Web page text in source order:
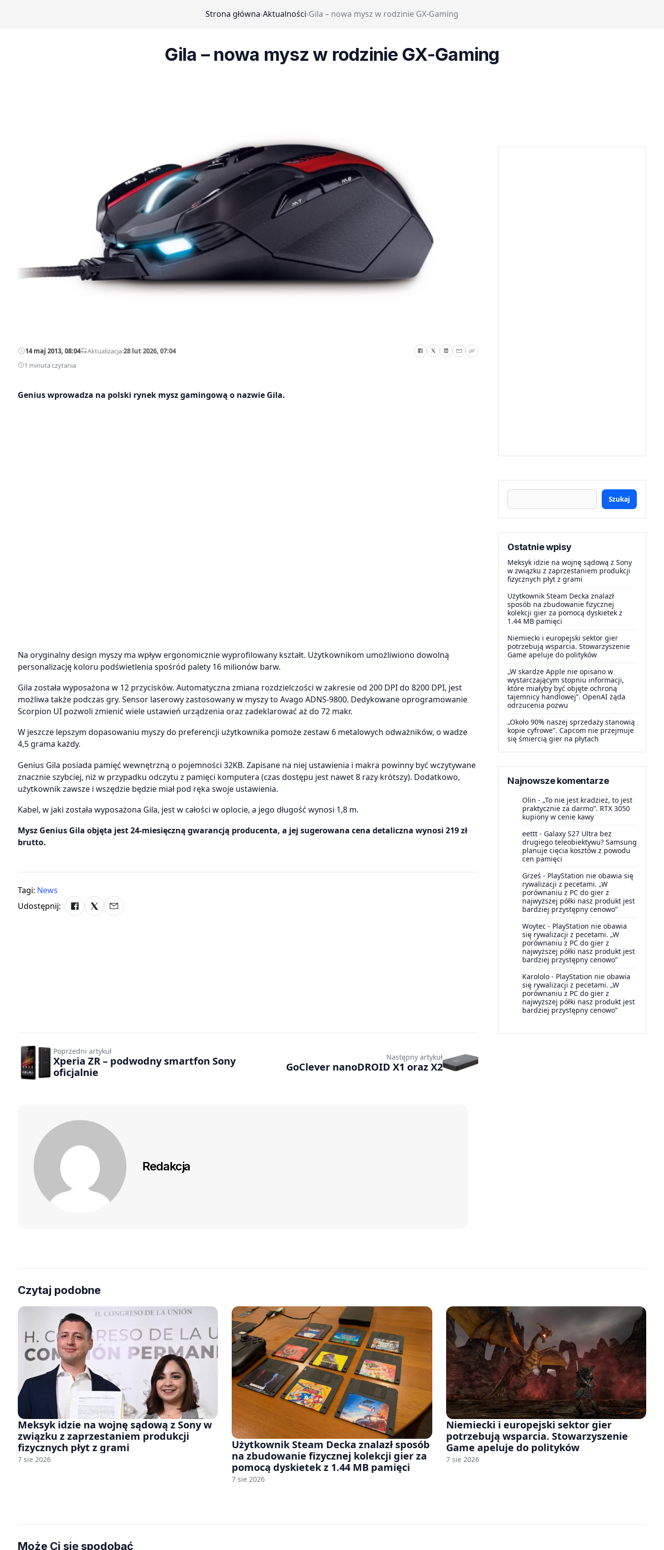
Strona główna›Aktualności›Gila – nowa mysz w rodzinie GX-Gaming
Gila – nowa mysz w rodzinie GX-Gaming
14 maj 2013, 08:04—Aktualizacja:28 lut 2026, 07:04
1 minuta czytania
Genius wprowadza na polski rynek mysz gamingową o nazwie Gila.
Na oryginalny design myszy ma wpływ ergonomicznie wyprofilowany kształt. Użytkownikom umożliwiono dowolną
personalizację koloru podświetlenia spośród palety 16 milionów barw.
Gila została wyposażona w 12 przycisków. Automatyczna zmiana rozdzielczości w zakresie od 200 DPI do 8200 DPI, jest
możliwa także podczas gry. Sensor laserowy zastosowany w myszy to Avago ADNS-9800. Dedykowane oprogramowanie
Scorpion UI pozwoli zmienić wiele ustawień urządzenia oraz zadeklarować aż do 72 makr.
W jeszcze lepszym dopasowaniu myszy do preferencji użytkownika pomoże zestaw 6 metalowych odważników, o wadze
4,5 grama każdy.
Genius Gila posiada pamięć wewnętrzną o pojemności 32KB. Zapisane na niej ustawienia i makra powinny być wczytywane
znacznie szybciej, niż w przypadku odczytu z pamięci komputera (czas dostępu jest nawet 8 razy krótszy). Dodatkowo,
użytkownik zawsze i wszędzie będzie miał pod ręka swoje ustawienia.
Kabel, w jaki została wyposażona Gila, jest w całości w oplocie, a jego długość wynosi 1,8 m.
Mysz Genius Gila objęta jest 24-miesięczną gwarancją producenta, a jej sugerowana cena detaliczna wynosi 219 zł
brutto.
Tagi: News
Udostępnij:
Szukaj
Ostatnie wpisy
Meksyk idzie na wojnę sądową z Sony
w związku z zaprzestaniem produkcji
fizycznych płyt z grami
Użytkownik Steam Decka znalazł
sposób na zbudowanie fizycznej
kolekcji gier za pomocą dyskietek z
1.44 MB pamięci
Niemiecki i europejski sektor gier
potrzebują wsparcia. Stowarzyszenie
Game apeluje do polityków
„W skardze Apple nie opisano w
wystarczającym stopniu informacji,
które miałyby być objęte ochroną
tajemnicy handlowej”. OpenAI żąda
odrzucenia pozwu
„Około 90% naszej sprzedaży stanowią
kopie cyfrowe”. Capcom nie przejmuje
się śmiercią gier na płytach
Najnowsze komentarze
Olin - „To nie jest kradzież, to jest
praktycznie za darmo”. RTX 3050
kupiony w cenie kawy
eettt - Galaxy S27 Ultra bez
drugiego teleobiektywu? Samsung
planuje cięcia kosztów z powodu
cen pamięci
Grześ - PlayStation nie obawia się
rywalizacji z pecetami. „W
porównaniu z PC do gier z
najwyższej półki nasz produkt jest
bardziej przystępny cenowo”
Woytec - PlayStation nie obawia
się rywalizacji z pecetami. „W
porównaniu z PC do gier z
najwyższej półki nasz produkt jest
bardziej przystępny cenowo”
Karololo - PlayStation nie obawia
się rywalizacji z pecetami. „W
porównaniu z PC do gier z
najwyższej półki nasz produkt jest
bardziej przystępny cenowo”
Poprzedni artykuł
Xperia ZR – podwodny smartfon Sony
oficjalnie
Następny artykuł
GoClever nanoDROID X1 oraz X2
Redakcja
Czytaj podobne
Meksyk idzie na wojnę sądową z Sony w
związku z zaprzestaniem produkcji
fizycznych płyt z grami
7 sie 2026
Użytkownik Steam Decka znalazł sposób
na zbudowanie fizycznej kolekcji gier za
pomocą dyskietek z 1.44 MB pamięci
7 sie 2026
Niemiecki i europejski sektor gier
potrzebują wsparcia. Stowarzyszenie
Game apeluje do polityków
7 sie 2026
Może Ci się spodobać